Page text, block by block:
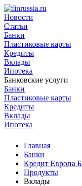
Новости
Статьи
Банки
Пластиковые карты
Кредиты
Вклады
Ипотека
Банковские услуги
Банки
Пластиковые карты
Кредиты
Вклады
Ипотека
Главная
Банки
Кредит Европа
Продукты
Вклады